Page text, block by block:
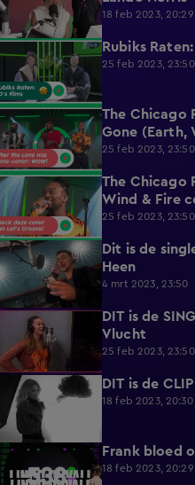
18 feb 2023, 20:29
Rubiks
25 feb 2023, 23:50
4:13
The Chicago
Gone (Earth,
Ekdom in de
25 feb 2023, 23:50
3:39
The Chicago
Wind & Fire
Morgen
25 feb 2023, 23:50
2:18
Dit is de
Heen
4 mrt 2023, 23:50
2:59
DIT is de
Vlucht
25 feb 2023, 23:50
1:58 DIT is de
18 feb 2023, 20:30
1:23 Frank bloed
18 feb 2023, 20:29